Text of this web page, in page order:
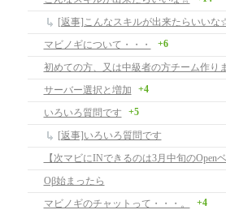
[返事]こんなスキルが出来たらいいな
マビノギについて・・・
+6
初めての方、又は中級者の方チーム作り
サーバー選択と増加
+4
いろいろ質問です +5
[返事]いろいろ質問です
【次マビにINできるのは3月中旬のOpen
Oβ始まったら
マビノギのチャットって・・・。
+4